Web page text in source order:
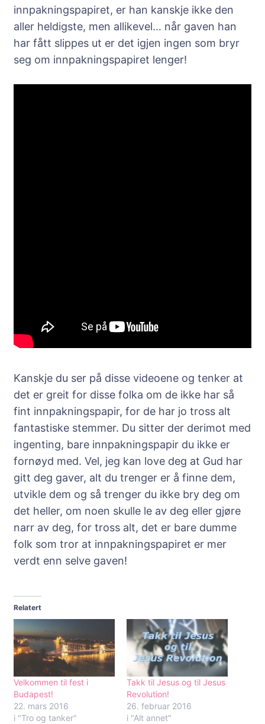
innpakningspapiret, er han kanskje ikke den
aller heldigste, men allikevel… når gaven han
har fått slippes ut er det igjen ingen som bryr
seg om innpakningspapiret lenger!
Kanskje du ser på disse videoene og tenker at
det er greit for disse folka om de ikke har så
fint innpakningspapir, for de har jo tross alt
fantastiske stemmer. Du sitter der derimot med
ingenting, bare innpakningspapir du ikke er
fornøyd med. Vel, jeg kan love deg at Gud har
gitt deg gaver, alt du trenger er å finne dem,
utvikle dem og så trenger du ikke bry deg om
det heller, om noen skulle le av deg eller gjøre
narr av deg, for tross alt, det er bare dumme
folk som tror at innpakningspapiret er mer
verdt enn selve gaven!
Relatert
Velkommen til fest i
Budapest!
22. mars 2016
i "Tro og tanker"
Takk til Jesus og til Jesus
Revolution!
26. februar 2016
i "Alt annet"